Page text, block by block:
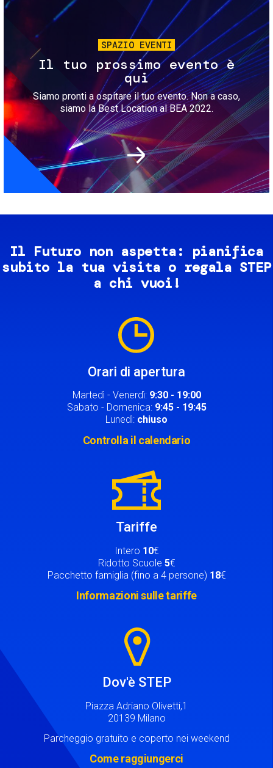
SPAZIO EVENTI
Il tuo prossimo evento è
qui
Siamo pronti a ospitare il tuo evento. Non a caso,
siamo la Best Location al BEA 2022.
Il Futuro non aspetta: pianifica
subito la tua visita o regala STEP
a chi vuoi!
Orari di apertura
Martedì - Venerdì: 9:30 - 19:00
Sabato - Domenica: 9:45 - 19:45
Lunedì: chiuso
Controlla il calendario
Tariffe
Intero 10€
Ridotto Scuole 5€
Pacchetto famiglia (fino a 4 persone) 18€
Informazioni sulle tariffe
Dov'è STEP
Piazza Adriano Olivetti,1
20139 Milano
Parcheggio gratuito e coperto nei weekend
Come raggiungerci